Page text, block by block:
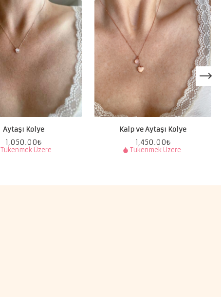
Aytaşı Kolye
1,050.00₺
Tükenmek Üzere
Kalp ve Aytaşı Kolye
1,450.00₺
Tükenmek Üzere